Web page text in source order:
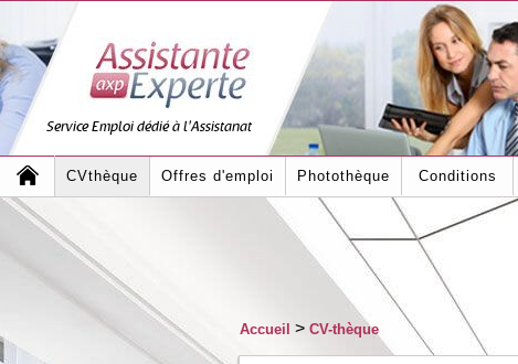
Service Emploi dédié à l'Assistanat
CVthèque Offres d'emploi Photothèque Conditions
Accueil > CV-thèque